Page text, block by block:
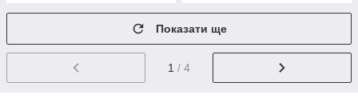
Показати ще
1 / 4